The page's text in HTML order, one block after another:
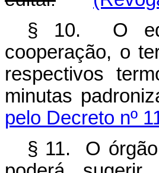
§ 10. O
cooperação, o
respectivos
minutas
pelo Decreto nº
§ 11. O órgão